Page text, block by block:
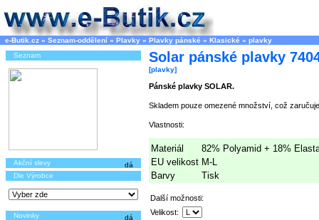
e-Butik.cz » Seznam-oddělení » Plavky » Plavky pánské » Klasické » plavky
Seznam
Akční slevy
Dle Výrobce
Novinky
Solar pánské plavky
[plavky]
Pánské plavky SOLAR.
Skladem pouze omezené množství, což
Vlastnosti:
Materiál
82% Polyamid + 18%
EU velikost M-L
Barvy
Tisk
Další možnosti:
Velikost: